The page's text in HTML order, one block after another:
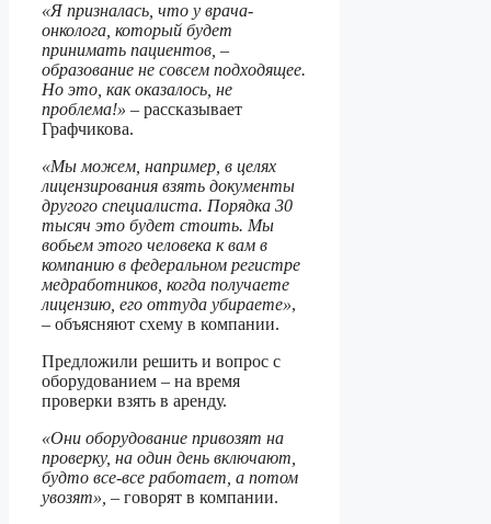
«Я призналась, что у врача-
онколога, который будет
принимать пациентов, –
образование не совсем подходящее.
Но это, как оказалось, не
проблема!» – рассказывает
Графчикова.
«Мы можем, например, в целях
лицензирования взять документы
другого специалиста. Порядка 30
тысяч это будет стоить. Мы
вобьем этого человека к вам в
компанию в федеральном регистре
медработников, когда получаете
лицензию, его оттуда убираете»,
– объясняют схему в компании.
Предложили решить и вопрос с
оборудованием – на время
проверки взять в аренду.
«Они оборудование привозят на
проверку, на один день включают,
будто все-все работает, а потом
увозят», – говорят в компании.